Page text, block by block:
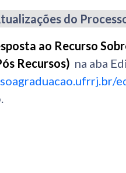
do
ao Recurso
Recursos) na aba